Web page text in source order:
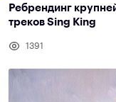
Ребрендинг
треков Sing King
1391